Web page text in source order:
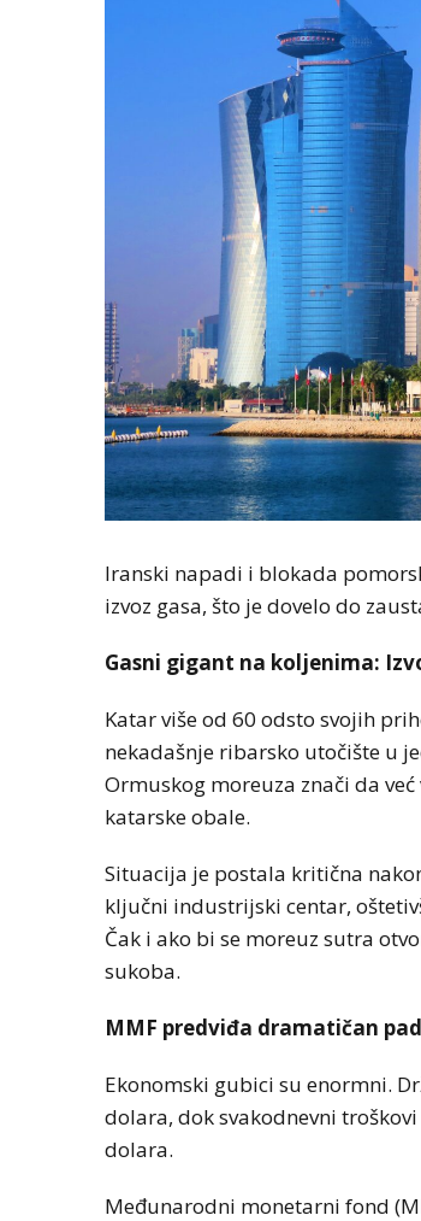
Iranski napadi i blokada
izvoz gasa, što je dovelo do
Gasni gigant na koljenima:
Katar više od 60 odsto svojih
nekadašnje ribarsko utočište u
Ormuskog moreuza znači da
katarske obale.
Situacija je postala kritična
ključni industrijski centar,
Čak i ako bi se moreuz sutra
sukoba.
MMF predviđa dramatičan
Ekonomski gubici su enormni.
dolara, dok svakodnevni
dolara.
Međunarodni monetarni fond